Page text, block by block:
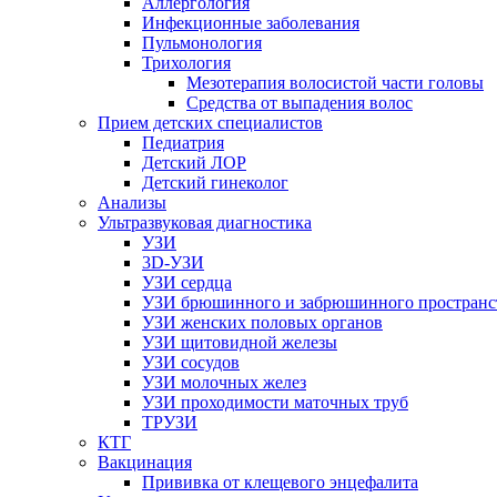
Инфекционные заболевания
Пульмонология
Трихология
Мезотерапия волосистой части головы
Средства от выпадения волос
Прием детских специалистов
Педиатрия
Детский ЛОР
Детский гинеколог
Анализы
Ультразвуковая диагностика
УЗИ
3D-УЗИ
УЗИ сердца
УЗИ брюшинного и забрюшинного
УЗИ женских половых органов
УЗИ щитовидной железы
УЗИ сосудов
УЗИ молочных желез
УЗИ проходимости маточных труб
ТРУЗИ
КТГ
Вакцинация
Прививка от клещевого энцефалита